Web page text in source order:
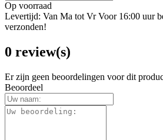
Op voorraad
Levertijd: Van Ma tot Vr Voor 16:00 uur
verzonden!
0 review(s)
Er zijn geen beoordelingen voor dit
Beoordeel